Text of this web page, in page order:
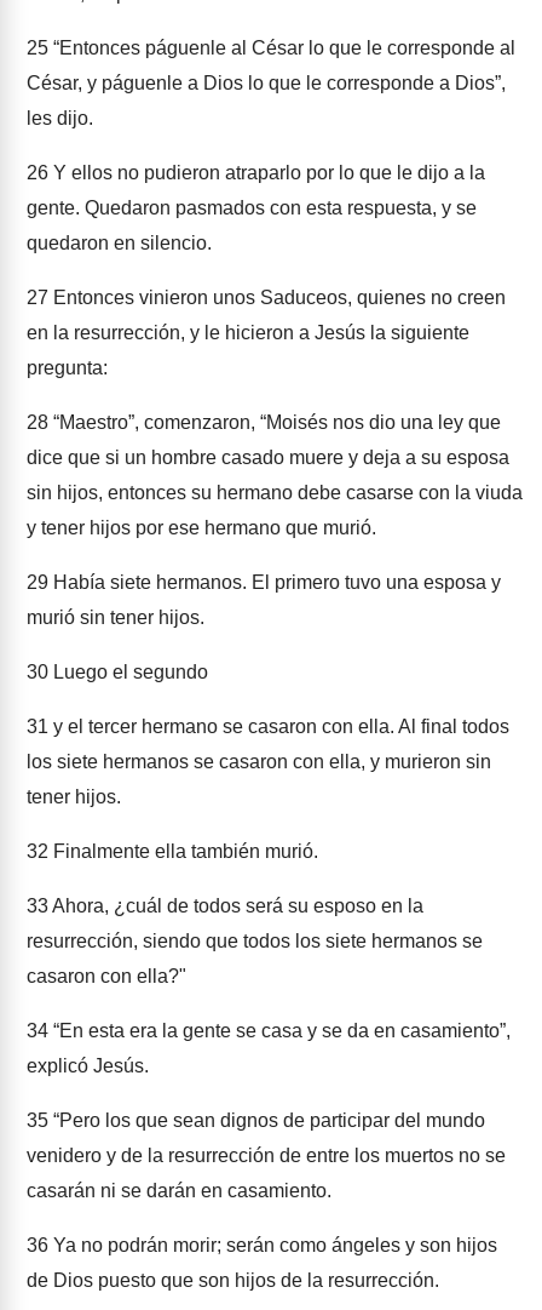
25 “Entonces páguenle al César lo que le corresponde al
César, y páguenle a Dios lo que le corresponde a Dios”,
les dijo.
26 Y ellos no pudieron atraparlo por lo que le dijo a la
gente. Quedaron pasmados con esta respuesta, y se
quedaron en silencio.
27 Entonces vinieron unos Saduceos, quienes no creen
en la resurrección, y le hicieron a Jesús la siguiente
pregunta:
28 “Maestro”, comenzaron, “Moisés nos dio una ley que
dice que si un hombre casado muere y deja a su esposa
sin hijos, entonces su hermano debe casarse con la viuda
y tener hijos por ese hermano que murió.
29 Había siete hermanos. El primero tuvo una esposa y
murió sin tener hijos.
30 Luego el segundo
31 y el tercer hermano se casaron con ella. Al final todos
los siete hermanos se casaron con ella, y murieron sin
tener hijos.
32 Finalmente ella también murió.
33Ahora, ¿cuál de todos será su esposo en la
resurrección, siendo que todos los siete hermanos se
casaron con ella?"
34 “En esta era la gente se casa y se da en casamiento”,
explicó Jesús.
35 “Pero los que sean dignos de participar del mundo
venidero y de la resurrección de entre los muertos no se
casarán ni se darán en casamiento.
36 Ya no podrán morir; serán como ángeles y son hijos
de Dios puesto que son hijos de la resurrección.